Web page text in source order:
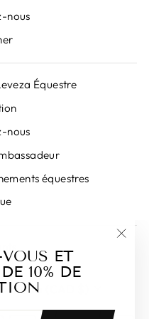
ET
10% DE
nous
Équestre
nous
équestres
(CAD $)